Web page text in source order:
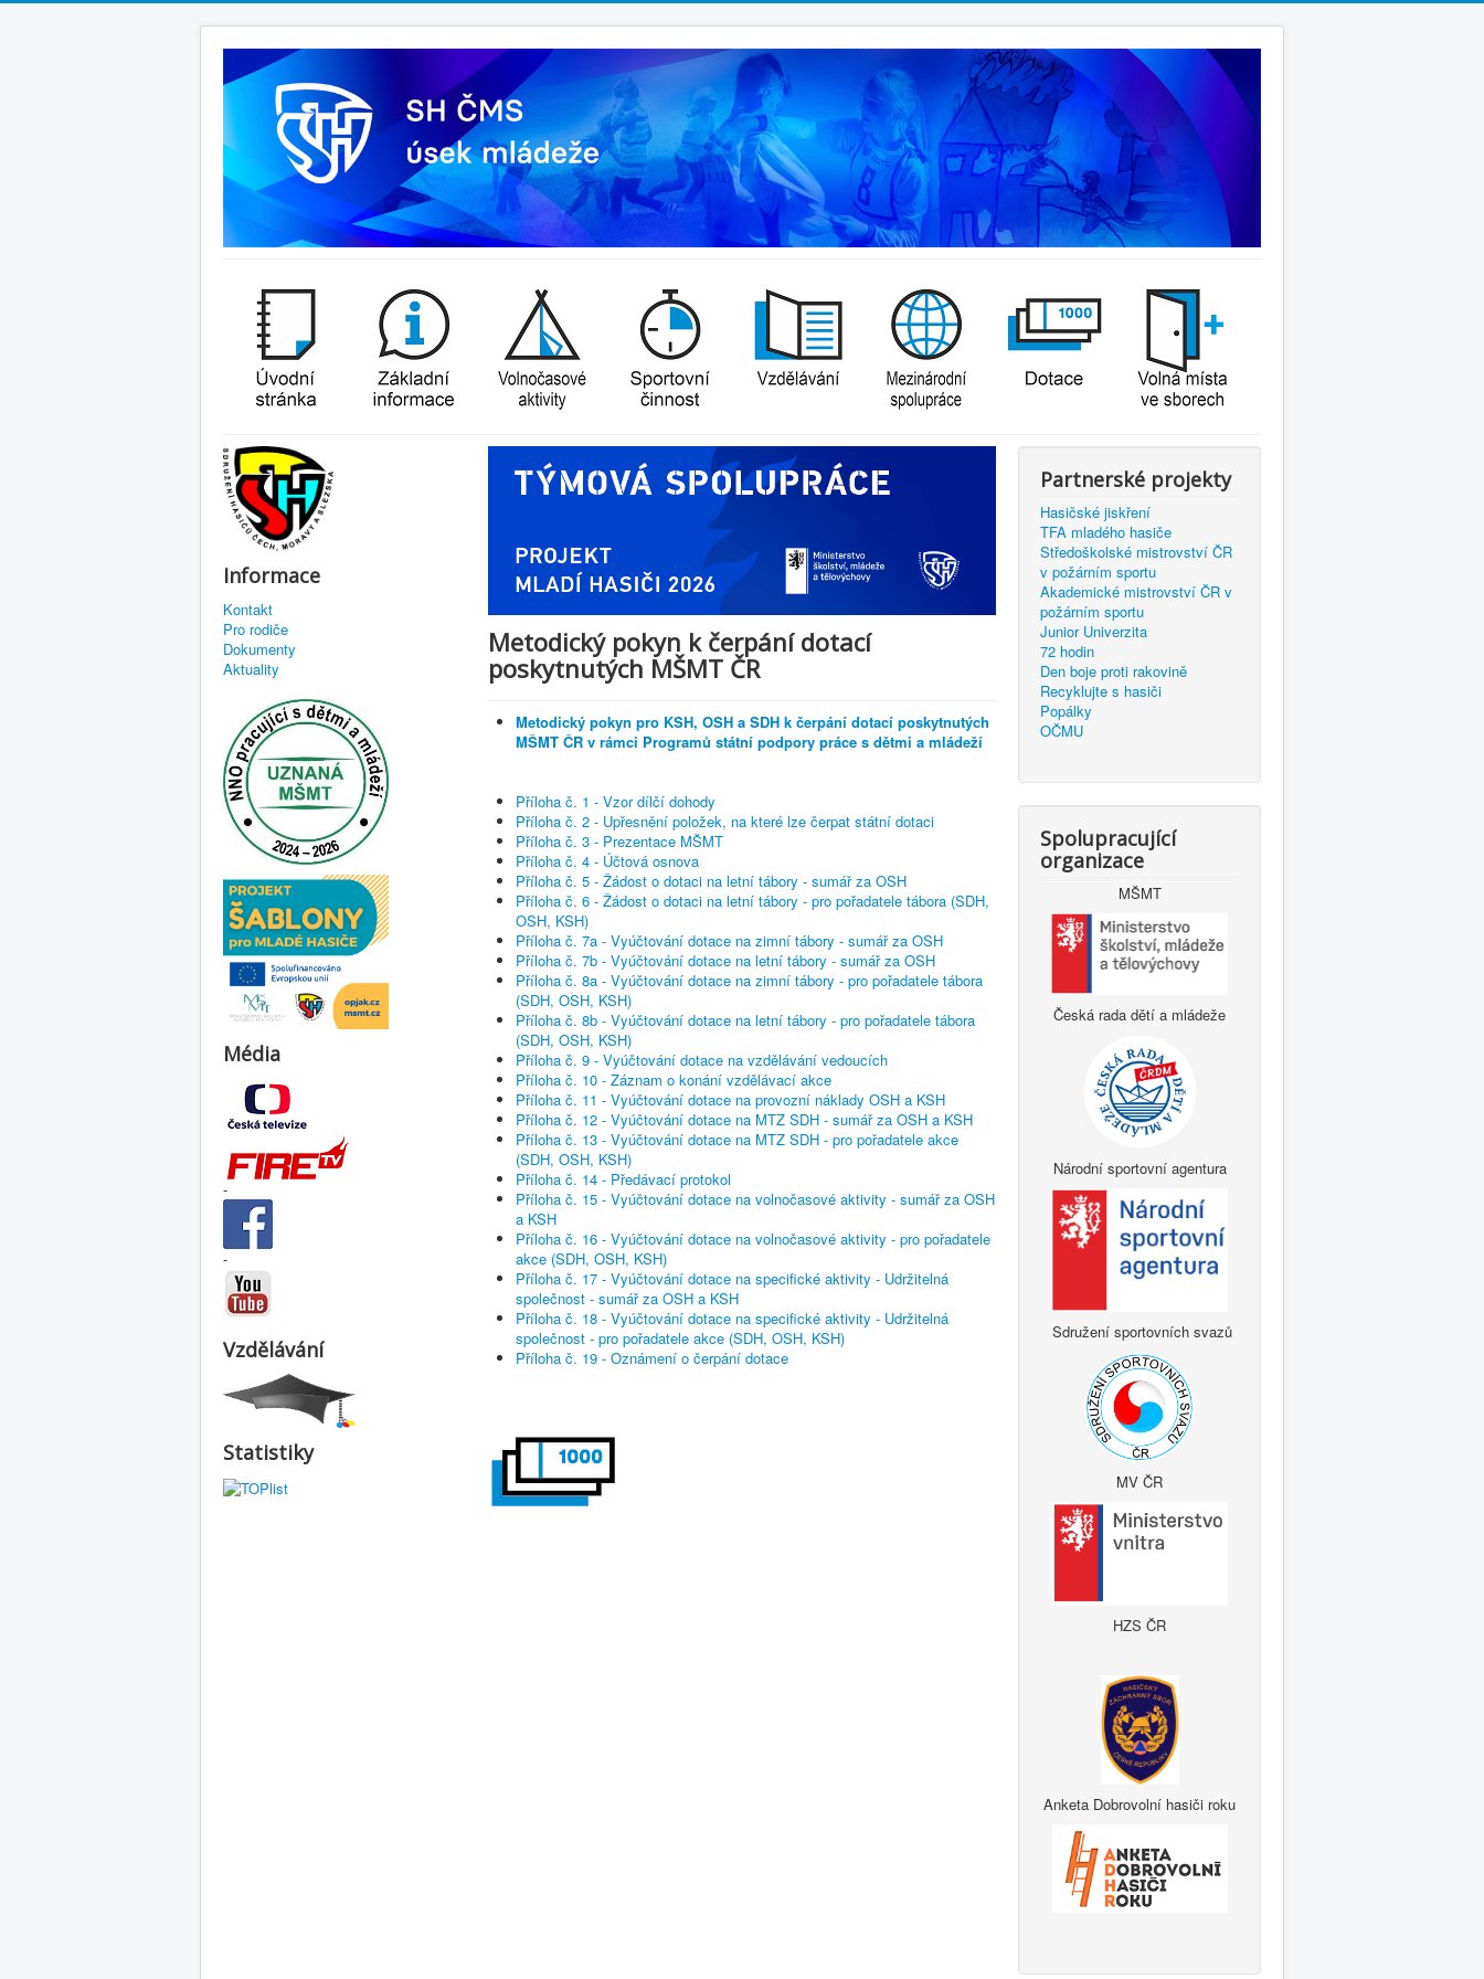
Informace
Kontakt
Pro rodiče
Dokumenty
Aktuality
Média
-
-
Vzdělávání
Statistiky
Metodický pokyn k čerpání dotací
poskytnutých MŠMT ČR
Metodický pokyn pro KSH, OSH a SDH k čerpání dotací poskytnutých
MŠMT ČR v rámci Programů státní podpory práce s dětmi a mládeží
Příloha č. 1 - Vzor dílčí dohody
Příloha č. 2 - Upřesnění položek, na které lze čerpat státní dotaci
Příloha č. 3 - Prezentace MŠMT
Příloha č. 4 - Účtová osnova
Příloha č. 5 - Žádost o dotaci na letní tábory - sumář za OSH
Příloha č. 6 - Žádost o dotaci na letní tábory - pro pořadatele tábora (SDH,
OSH, KSH)
Příloha č. 7a - Vyúčtování dotace na zimní tábory - sumář za OSH
Příloha č. 7b - Vyúčtování dotace na letní tábory - sumář za OSH
Příloha č. 8a - Vyúčtování dotace na zimní tábory - pro pořadatele tábora
(SDH, OSH, KSH)
Příloha č. 8b - Vyúčtování dotace na letní tábory - pro pořadatele tábora
(SDH, OSH, KSH)
Příloha č. 9 - Vyúčtování dotace na vzdělávání vedoucích
Příloha č. 10 - Záznam o konání vzdělávací akce
Příloha č. 11 - Vyúčtování dotace na provozní náklady OSH a KSH
Příloha č. 12 - Vyúčtování dotace na MTZ SDH - sumář za OSH a KSH
Příloha č. 13 - Vyúčtování dotace na MTZ SDH - pro pořadatele akce
(SDH, OSH, KSH)
Příloha č. 14 - Předávací protokol
Příloha č. 15 - Vyúčtování dotace na volnočasové aktivity - sumář za OSH
a KSH
Příloha č. 16 - Vyúčtování dotace na volnočasové aktivity - pro pořadatele
akce (SDH, OSH, KSH)
Příloha č. 17 - Vyúčtování dotace na specifické aktivity - Udržitelná
společnost - sumář za OSH a KSH
Příloha č. 18 - Vyúčtování dotace na specifické aktivity - Udržitelná
společnost - pro pořadatele akce (SDH, OSH, KSH)
Příloha č. 19 - Oznámení o čerpání dotace
Partnerské projekty
Hasičské jiskření
TFA mladého hasiče
Středoškolské mistrovství ČR
v požárním sportu
Akademické mistrovství ČR v
požárním sportu
Junior Univerzita
72 hodin
Den boje proti rakovině
Recyklujte s hasiči
Popálky
OČMU
Spolupracující
organizace
MŠMT
Česká rada dětí a mládeže
Národní sportovní agentura
Sdružení sportovních svazů
MV ČR
HZS ČR
Anketa Dobrovolní hasiči roku